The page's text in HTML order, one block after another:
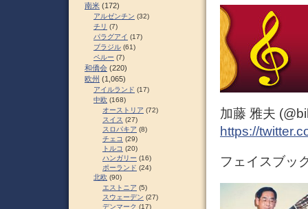
加藤 雅夫
https://
フェイスブッ
南米 (172)
アルゼンチン (32)
チリ (7)
パラグアイ (17)
ブラジル (61)
ペルー (7)
和僑会 (220)
欧州 (1,065)
アイルランド (17)
中欧 (168)
オーストリア (72)
スイス (27)
スロパキア (8)
チェコ (29)
トルコ (20)
ハンガリー (16)
ポーランド (24)
北欧 (90)
エストニア (5)
スウェーデン (27)
デンマーク (17)